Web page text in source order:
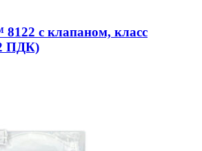
c клапаном, класс
ПДК)